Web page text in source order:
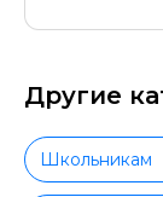
Другие
Школьникам